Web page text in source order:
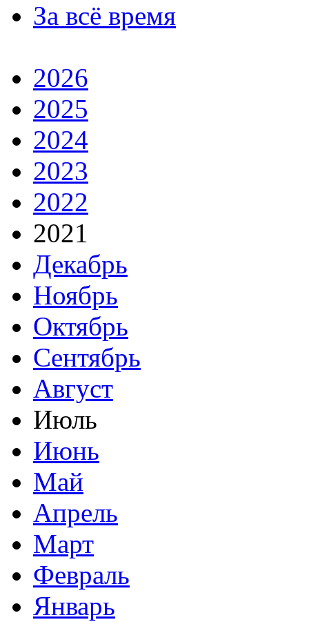
За всё время
2026
2025
2024
2023
2022
2021
Декабрь
Ноябрь
Октябрь
Сентябрь
Август
Июль
Июнь
Май
Апрель
Март
Февраль
Январь